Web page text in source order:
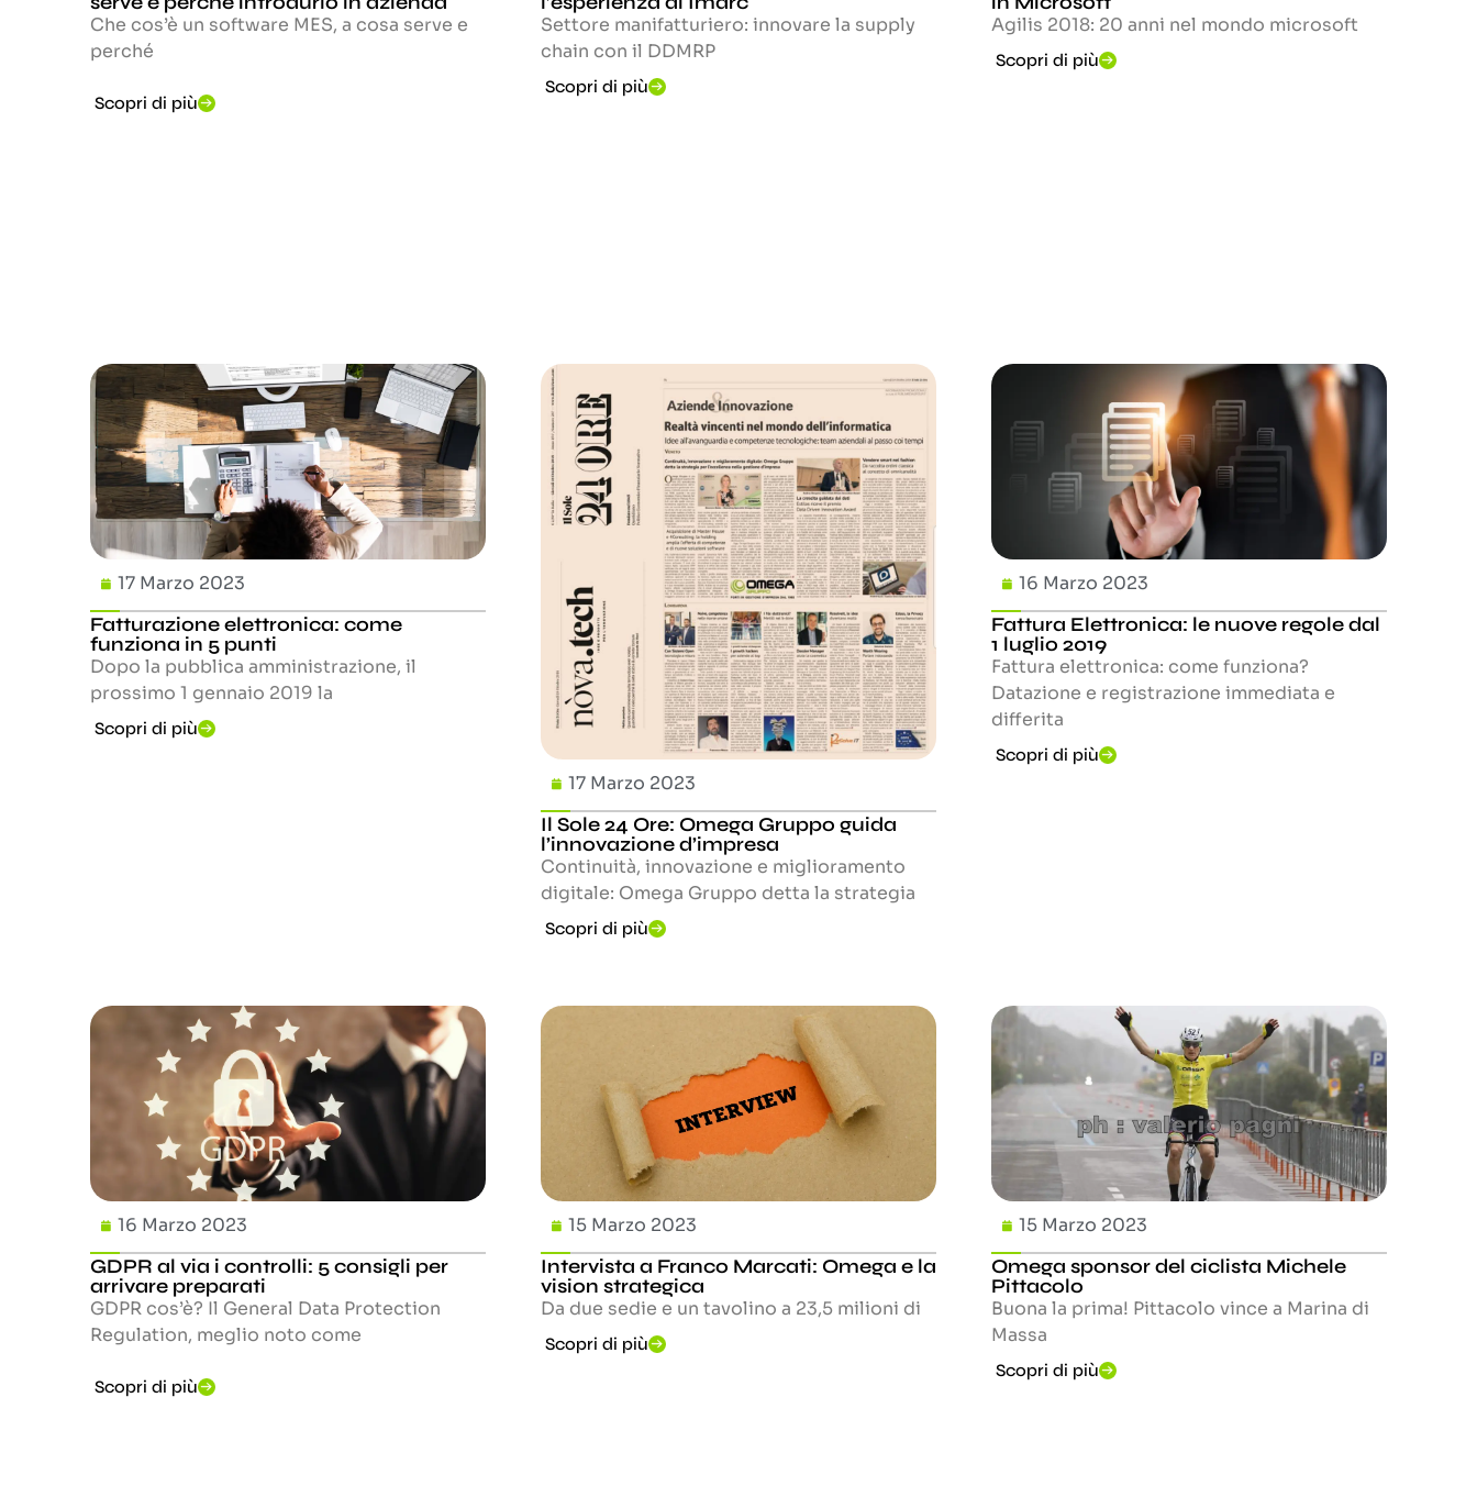
Che cos’è un software MES, a cosa serve e
perché
Scopri di più
Settore manifatturiero: innovare la supply
chain con il DDMRP
Scopri di più
Agilis 2018: 20 anni nel mondo microsoft
Scopri di più
17 Marzo 2023
Fatturazione elettronica: come
funziona in 5 punti
Dopo la pubblica amministrazione, il
prossimo 1 gennaio 2019 la
Scopri di più
17 Marzo 2023
Il Sole 24 Ore: Omega Gruppo guida
l’innovazione d’impresa
Continuità, innovazione e miglioramento
digitale: Omega Gruppo detta la strategia
Scopri di più
16 Marzo 2023
Fattura Elettronica: le nuove regole dal
1 luglio 2019
Fattura elettronica: come funziona?
Datazione e registrazione immediata e
differita
Scopri di più
16 Marzo 2023
GDPR al via i controlli: 5 consigli per
arrivare preparati
GDPR cos’è? Il General Data Protection
Regulation, meglio noto come
Scopri di più
15 Marzo 2023
Intervista a Franco Marcati: Omega e la
vision strategica
Da due sedie e un tavolino a 23,5 milioni di
Scopri di più
15 Marzo 2023
Omega sponsor del ciclista Michele
Pittacolo
Buona la prima! Pittacolo vince a Marina di
Massa
Scopri di più